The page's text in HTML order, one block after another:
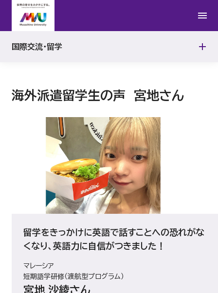
海外派遣留学生の声 宮地さん
留学をきっかけに英語で話すことへの恐れがな
くなり、英語力に自信がつきました！
マレーシア
短期語学研修（渡航型プログラム）
宮地 沙綾さん
国際交流・留学
在留資格
留学生活
協定留学（受入）
ダブル・ディグリー・プログラム
国際交流イベント
バディ制度
International Lectures
受入教員研究成果
全員留学ポータル